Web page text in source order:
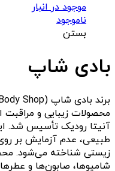
موجود در انبار
ناموجود
بستن
بادی شاپ
آنیتا رودیک تأسیس شد.
طبیعی، عدم آزمایش بر
زیستی شناخته می‌شود.
شامپوها، صابون‌ها و